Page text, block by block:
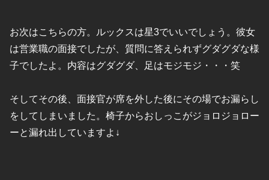
お次はこちらの方。ルックスは星3でいいでしょう。彼女
は営業職の面接でしたが、質問に答えられずグダグダな様
子でしたよ。内容はグダグダ、足はモジモジ・・・笑
そしてその後、面接官が席を外した後にその場でお漏らし
をしてしまいました。椅子からおしっこがジョロジョロー
ーと漏れ出していますよ↓